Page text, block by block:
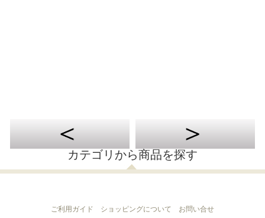
カテゴリから商品を探す
ご利用ガイド ショッピングについて お問い合せ